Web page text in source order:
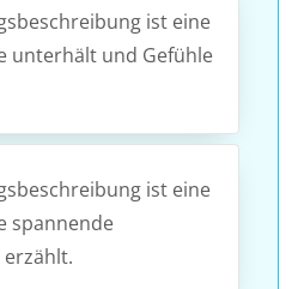
ist eine
unterhält und Gefühle
ist eine
spannende
erzählt.